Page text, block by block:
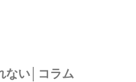
ない│コラム